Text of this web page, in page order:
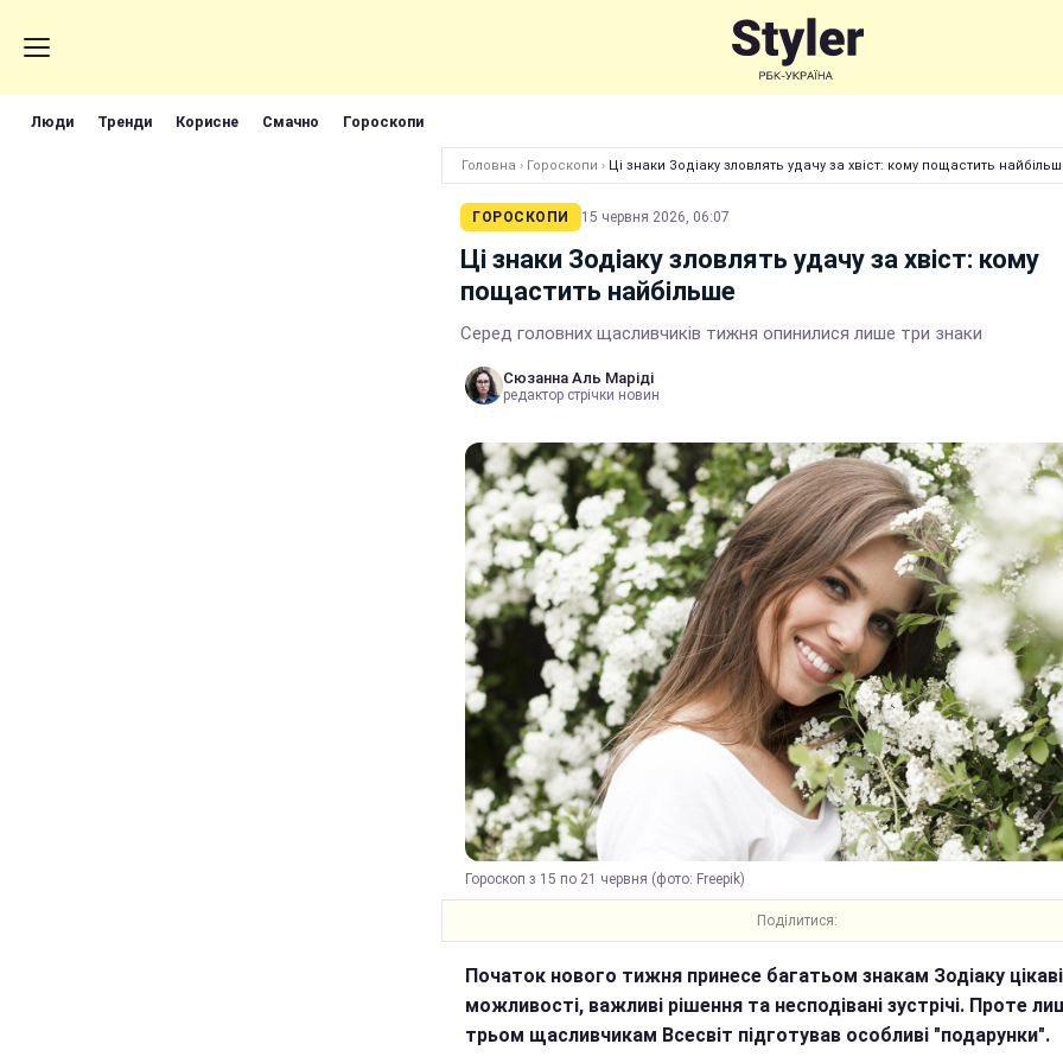
Люди Тренди Корисне Смачно Гороскопи
Головна › Гороскопи › Ці знаки Зодіаку зловлять удачу за хвіст: кому пощастить
ГОРОСКОПИ 15 червня 2026, 06:07
Ці знаки Зодіаку зловлять удачу за хвіст: кому
пощастить найбільше
Серед головних щасливчиків тижня опинилися лише три знаки
Сюзанна Аль Маріді
редактор стрічки новин
Гороскоп з 15 по 21 червня (фото: Freepik)
Поділитися:
Початок нового тижня принесе багатьом знакам Зодіаку цікаві
можливості, важливі рішення та несподівані зустрічі. Проте
трьом щасливчикам Всесвіт підготував особливі "подарунки".